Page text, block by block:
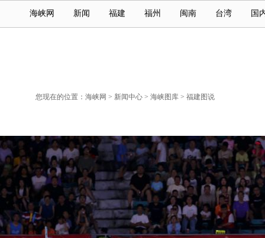
海峡网 新闻 福建 福州 闽南 台湾 国
您现在的位置： 海峡网 > 新闻中心 > 海峡图库 > 福建图说